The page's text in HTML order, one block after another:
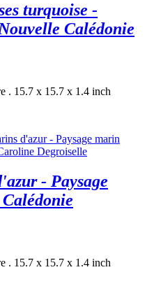
turquoise -
Calédonie
. 15.7 x 15.7 x 1.4 inch
- Paysage
. 15.7 x 15.7 x 1.4 inch